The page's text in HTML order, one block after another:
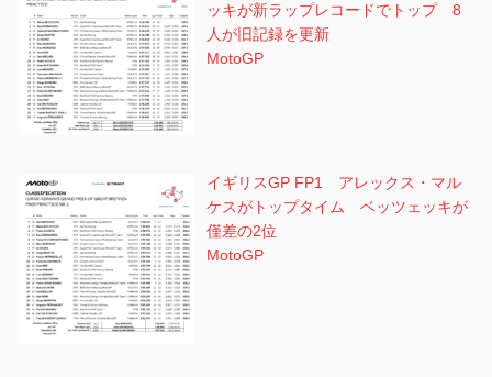
ッキが新ラップレコードでトップ 8
人が旧記録を更新
MotoGP
イギリスGP FP1 アレックス・マル
ケスがトップタイム ベッツェッキが
僅差の2位
MotoGP